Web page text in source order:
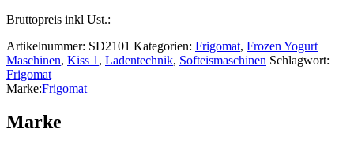
Bruttopreis inkl Ust.:
Artikelnummer: SD2101 Kategorien: Frigomat, Frozen Yogurt
Maschinen, Kiss 1 , Ladentechnik, Softeismaschinen Schlagwort:
Frigomat
Marke:Frigomat
Marke